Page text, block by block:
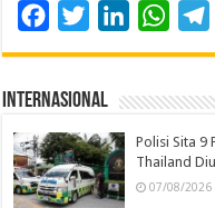
FacebookTwitterLinkedIn
Internasional
Polisi Sita 9
Thailand
07/08/2026